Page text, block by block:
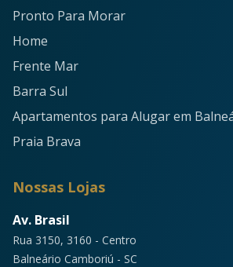
Pronto Para Morar
Home
Frente Mar
Barra Sul
Apartamentos para Alugar em
Praia Brava
Nossas Lojas
Av. Brasil
Rua 3150, 3160 - Centro
Balneário Camboriú - SC